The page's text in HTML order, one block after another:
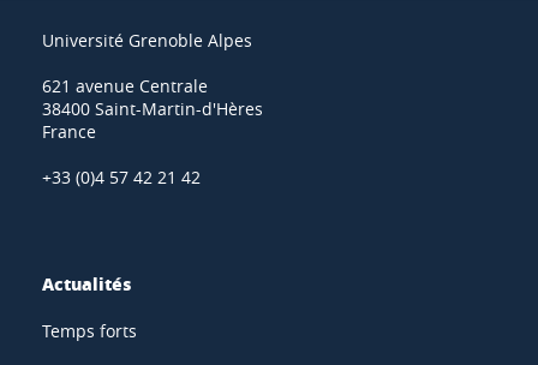
Université Grenoble Alpes
621 avenue Centrale
38400 Saint-Martin-d'Hères
France
+33 (0)4 57 42 21 42
Actualités
Temps forts